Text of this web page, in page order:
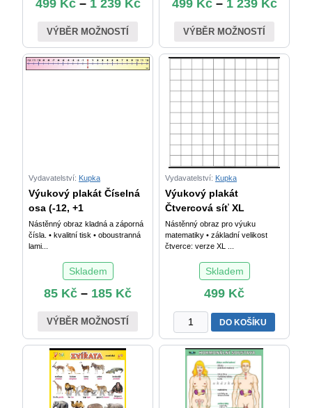
499 Kč– 1 239 Kč
VÝBĚR MOŽNOSTÍ
499 Kč– 1 239 Kč
VÝBĚR MOŽNOSTÍ
Vydavatelství: Kupka
Výukový plakát Číselná
osa (-12, +1
Nástěnný obraz kladná a záporná
čísla. • kvalitní tisk • oboustranná
lami...
Skladem
85 Kč – 185 Kč
VÝBĚR MOŽNOSTÍ
Vydavatelství: Kupka
Výukový plakát
Čtvercová síť XL
Nástěnný obraz pro výuku
matematiky • základní velikost
čtverce: verze XL ...
Skladem
499 Kč
Výukový
plakát
Čtvercová
množství
DO KOŠÍKU